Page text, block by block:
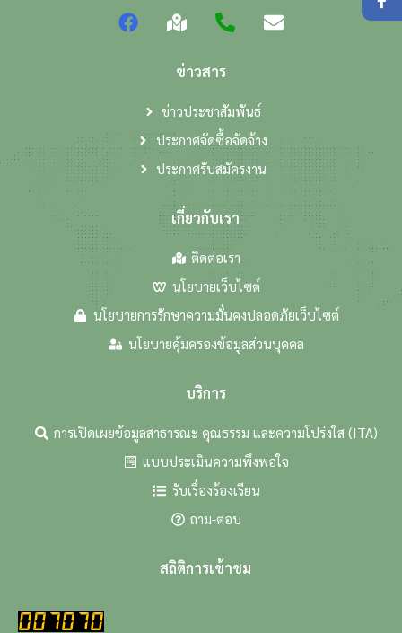
ข่าวสาร
ข่าวประชาสัมพันธ์
ประกาศจัดซื้อจัดจ้าง
ประกาศรับสมัครงาน
เกี่ยวกับเรา
ติดต่อเรา
นโยบายเว็บไซต์
นโยบายการรักษาความมั่นคงปลอดภัยเว็บไซต์
นโยบายคุ้มครองข้อมูลส่วนบุคคล
บริการ
การเปิดเผยข้อมูลสาธารณะ คุณธรรม และความโปร่งใส (ITA)
แบบประเมินความพึงพอใจ
รับเรื่องร้องเรียน
ถาม-ตอบ
สถิติการเข้าชม